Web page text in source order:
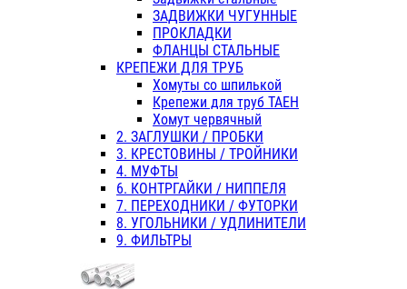
ЗАДВИЖКИ ЧУГУННЫЕ
ПРОКЛАДКИ
ФЛАНЦЫ СТАЛЬНЫЕ
КРЕПЕЖИ ДЛЯ ТРУБ
Хомуты со шпилькой
Крепежи для труб ТАЕН
Хомут червячный
2. ЗАГЛУШКИ / ПРОБКИ
3. КРЕСТОВИНЫ / ТРОЙНИКИ
4. МУФТЫ
6. КОНТРГАЙКИ / НИППЕЛЯ
7. ПЕРЕХОДНИКИ / ФУТОРКИ
8. УГОЛЬНИКИ / УДЛИНИТЕЛИ
9. ФИЛЬТРЫ